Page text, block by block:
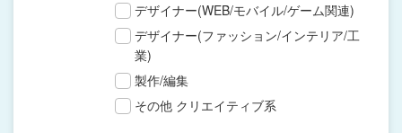
デザイナー(WEB/モバイル/ゲーム関連)
デザイナー(ファッション/インテリア/工
業)
製作/編集
その他 クリエイティブ系